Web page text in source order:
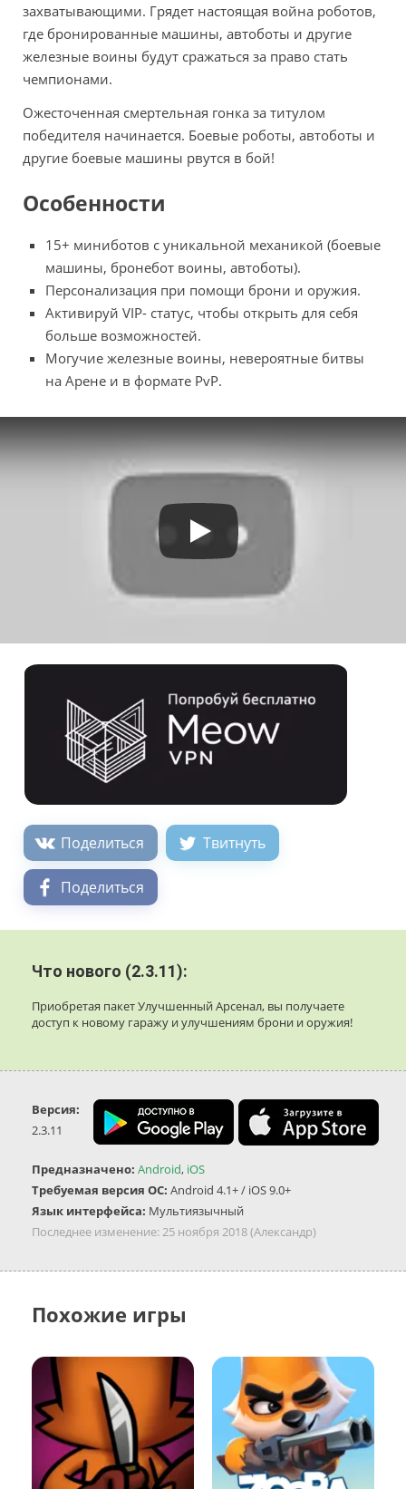
захватывающими. Грядет настоящая война роботов,
где бронированные машины, автоботы и другие
железные воины будут сражаться за право стать
чемпионами.
Ожесточенная смертельная гонка за титулом
победителя начинается. Боевые роботы, автоботы и
другие боевые машины рвутся в бой!
Особенности
15+ миниботов с уникальной механикой (боевые
машины, бронебот воины, автоботы).
Персонализация при помощи брони и оружия.
Активируй VIP- статус, чтобы открыть для себя
больше возможностей.
Могучие железные воины, невероятные битвы
на Арене и в формате PvP.
Поделиться Твитнуть
Поделиться
Что нового (2.3.11):
Приобретая пакет Улучшенный Арсенал, вы получаете
доступ к новому гаражу и улучшениям брони и оружия!
Версия:
2.3.11
Предназначено: Android, iOS
Требуемая версия ОС: Android 4.1+ / iOS 9.0+
Язык интерфейса: Мультиязычный
Последнее изменение:25 ноября 2018(Александр)
Похожие игры